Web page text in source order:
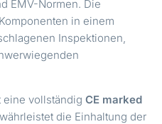
EMV-Normen. Die
in einem
Inspektionen,
eine vollständigCE marked
die Einhaltung der